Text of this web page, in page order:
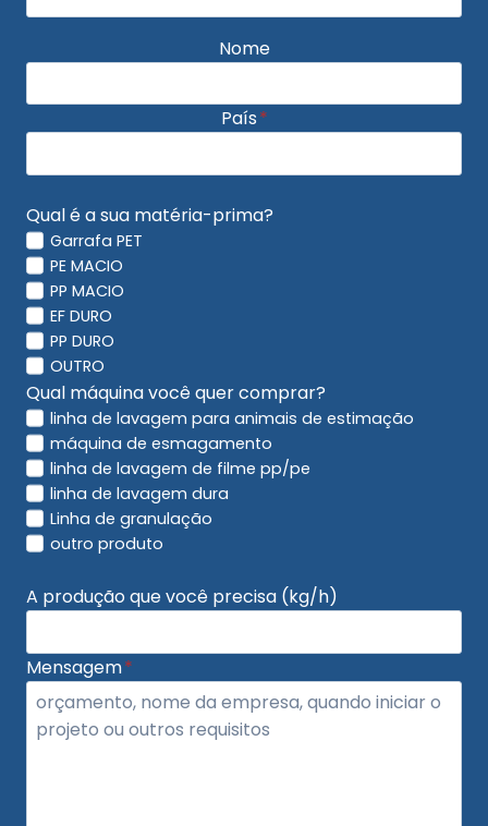
Nome
País*
Qual é a sua matéria-prima?
Garrafa PET
PE MACIO
PP MACIO
EF DURO
PP DURO
OUTRO
Qual máquina você quer comprar?
linha de lavagem para animais de estimação
máquina de esmagamento
linha de lavagem de filme pp/pe
linha de lavagem dura
Linha de granulação
outro produto
A produção que você precisa (kg/h)
Mensagem*